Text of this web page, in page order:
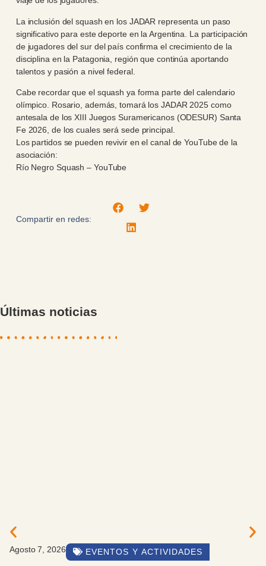
La inclusión del squash en los JADAR representa un paso
significativo para este deporte en la Argentina. La participación
de jugadores del sur del país confirma el crecimiento de la
disciplina en la Patagonia, región que continúa aportando
talentos y pasión a nivel federal.
Cabe recordar que el squash ya forma parte del calendario
olímpico. Rosario, además, tomará los JADAR 2025 como
antesala de los XIII Juegos Suramericanos (ODESUR) Santa
Fe 2026, de los cuales será sede principal.
Los partidos se pueden revivir en el canal de YouTube de la
asociación:
Río Negro Squash – YouTube
Compartir en redes:
Últimas noticias
Agosto 7, 2026 EVENTOS Y ACTIVIDADES